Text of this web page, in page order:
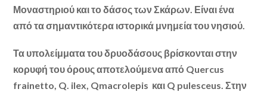
Μοναστηριού και το δάσος των Σκάρων. Είναι ένα
από τα σημαντικότερα ιστορικά μνημεία του νησιού.
Τα υπολείμματα του δρυοδάσους βρίσκονται στην
κορυφή του όρους αποτελούμενα από Quercus
frainetto, Q. ilex, Qmacrolepis και Q pulesceus. Στην